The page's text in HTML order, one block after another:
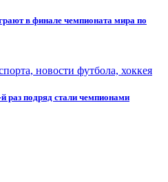
в финале чемпионата мира по
новости футбола, хоккея
подряд стали чемпионами